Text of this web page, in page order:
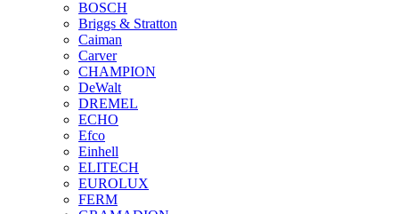
BOSCH
Briggs & Stratton
Caiman
Carver
CHAMPION
DeWalt
DREMEL
ECHO
Efco
Einhell
ELITECH
EUROLUX
FERM